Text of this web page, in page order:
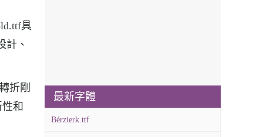
具
計、
折剛
和
最新字體
Bérzierk.ttf